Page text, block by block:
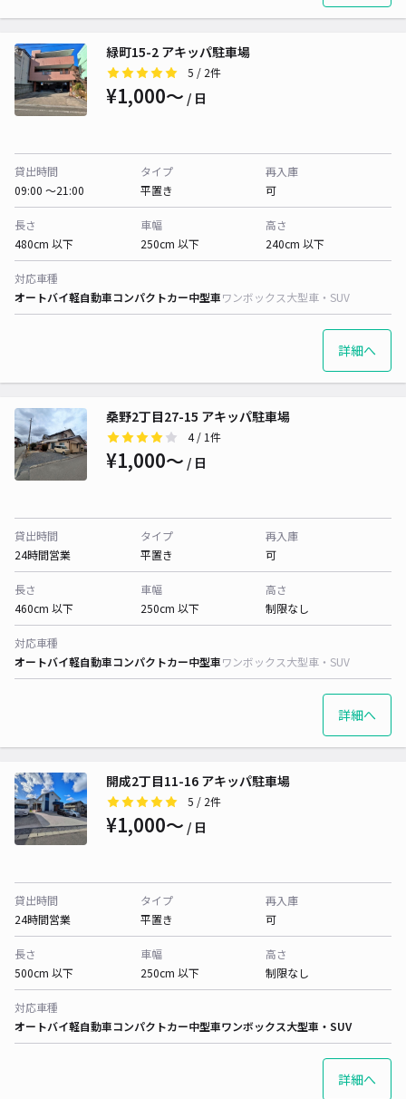
緑町15-2 アキッパ駐車場
5 / 2件
¥1,000〜 / 日
貸出時間
09:00 〜21:00
タイプ
平置き
再入庫
可
長さ
480cm 以下
車幅
250cm 以下
高さ
240cm 以下
対応車種
オートバイ軽自動車コンパクトカー中型車ワンボックス大型車・SUV
詳細へ
桑野2丁目27-15 アキッパ駐車場
4/ 1件
¥1,000〜 / 日
貸出時間
24時間営業
タイプ
平置き
再入庫
可
長さ
460cm 以下
車幅
250cm 以下
高さ
制限なし
対応車種
オートバイ軽自動車コンパクトカー中型車ワンボックス大型車・SUV
詳細へ
開成2丁目11-16 アキッパ駐車場
5 / 2件
¥1,000〜 / 日
貸出時間
24時間営業
タイプ
平置き
再入庫
可
長さ
500cm 以下
車幅
250cm 以下
高さ
制限なし
対応車種
オートバイ軽自動車コンパクトカー中型車ワンボックス大型車・SUV
詳細へ